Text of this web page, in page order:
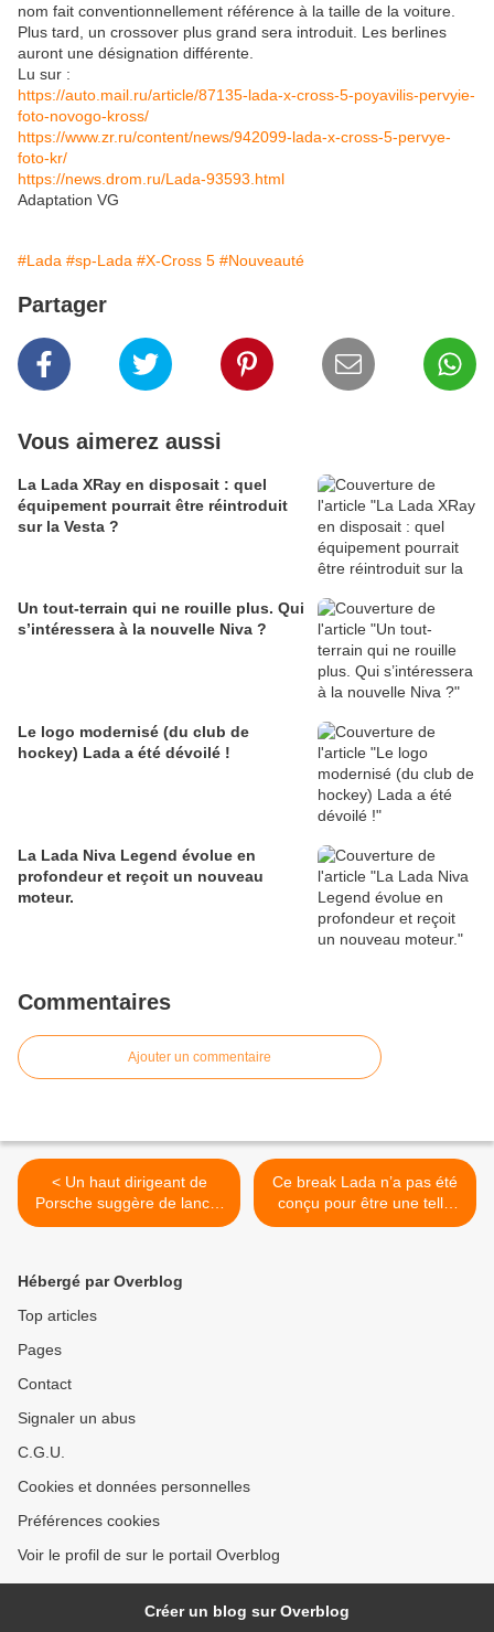
nom fait conventionnellement référence à la taille de la voiture.
Plus tard, un crossover plus grand sera introduit. Les berlines
auront une désignation différente.
Lu sur :
https://auto.mail.ru/article/87135-lada-x-cross-5-poyavilis-pervyie-
foto-novogo-kross/
https://www.zr.ru/content/news/942099-lada-x-cross-5-pervye-
foto-kr/
https://news.drom.ru/Lada-93593.html
Adaptation VG
#Lada #sp-Lada #X-Cross 5 #Nouveauté
Partager
Vous aimerez aussi
La Lada XRay en disposait : quel
équipement pourrait être réintroduit
sur la Vesta ?
Un tout-terrain qui ne rouille plus. Qui
s’intéressera à la nouvelle Niva ?
Le logo modernisé (du club de
hockey) Lada a été dévoilé !
La Lada Niva Legend évolue en
profondeur et reçoit un nouveau
moteur.
Commentaires
Ajouter un commentaire
< Un haut dirigeant de
Porsche suggère de lancer
la production d'une «
Ce break Lada n’a pas été
conçu pour être une telle
bête. >
Hébergé par Overblog
Top articles
Pages
Contact
Signaler un abus
C.G.U.
Cookies et données personnelles
Préférences cookies
Voir le profil de sur le portail Overblog
Créer un blog sur Overblog